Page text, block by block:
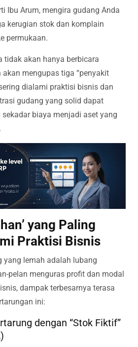
Ibu Arum, mengira gudang Anda
kerugian stok dan komplain
permukaan.
tidak akan hanya berbicara
mengupas tiga “penyakit
dialami praktisi bisnis dan
gudang yang solid dapat
biaya menjadi aset yang
yang Paling
Praktisi Bisnis
yang lemah adalah lubang
pelan menguras profit dan modal
dampak terbesarnya terasa
ini:
dengan “Stok Fiktif”